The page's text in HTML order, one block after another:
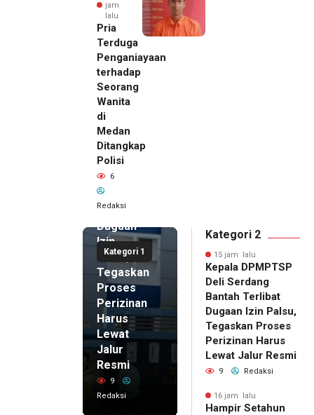
jam
lalu
Pria
Terduga
Penganiayaan
terhadap
Seorang
Wanita
di
Medan
Ditangkap
Polisi
6
Redaksi
Kategori 1
15 jam lalu
Kepala
DPMPTSP
Deli
Serdang
Bantah
Terlibat
Dugaan
Izin
Palsu,
Tegaskan
Proses
Perizinan
Harus
Lewat
Jalur
Resmi
9
Redaksi
Kategori 2
15 jam lalu
Kepala DPMPTSP
Deli Serdang
Bantah Terlibat
Dugaan Izin Palsu,
Tegaskan Proses
Perizinan Harus
Lewat Jalur Resmi
9 Redaksi
16 jam lalu
Hampir Setahun